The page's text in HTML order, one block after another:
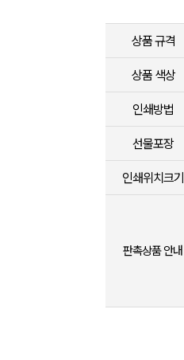
상품 규격
상품 색상
인쇄방법
선물포장
인쇄위치크기
판촉상품 안내